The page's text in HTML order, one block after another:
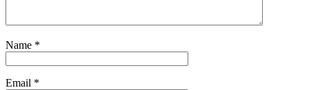
Name *
Email *